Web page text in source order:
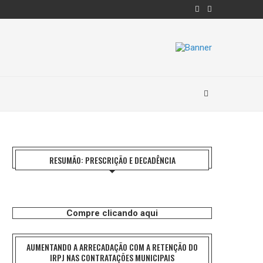
RESUMÃO: PRESCRIÇÃO E DECADÊNCIA
Compre clicando aqui
AUMENTANDO A ARRECADAÇÃO COM A RETENÇÃO DO
IRPJ NAS CONTRATAÇÕES MUNICIPAIS